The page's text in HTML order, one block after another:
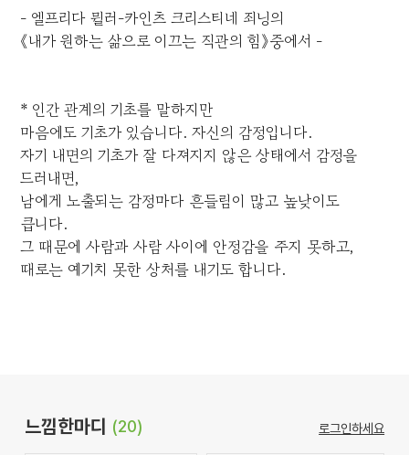
- 엘프리다 뮐러-카인츠 크리스티네 죄닝의
《내가 원하는 삶으로 이끄는 직관의 힘》중에서 -
* 인간 관계의 기초를 말하지만
마음에도 기초가 있습니다. 자신의 감정입니다.
자기 내면의 기초가 잘 다져지지 않은 상태에서 감정을
드러내면,
남에게 노출되는 감정마다 흔들림이 많고 높낮이도
큽니다.
그 때문에 사람과 사람 사이에 안정감을 주지 못하고,
때로는 예기치 못한 상처를 내기도 합니다.
느낌한마디 (20) 로그인하세요